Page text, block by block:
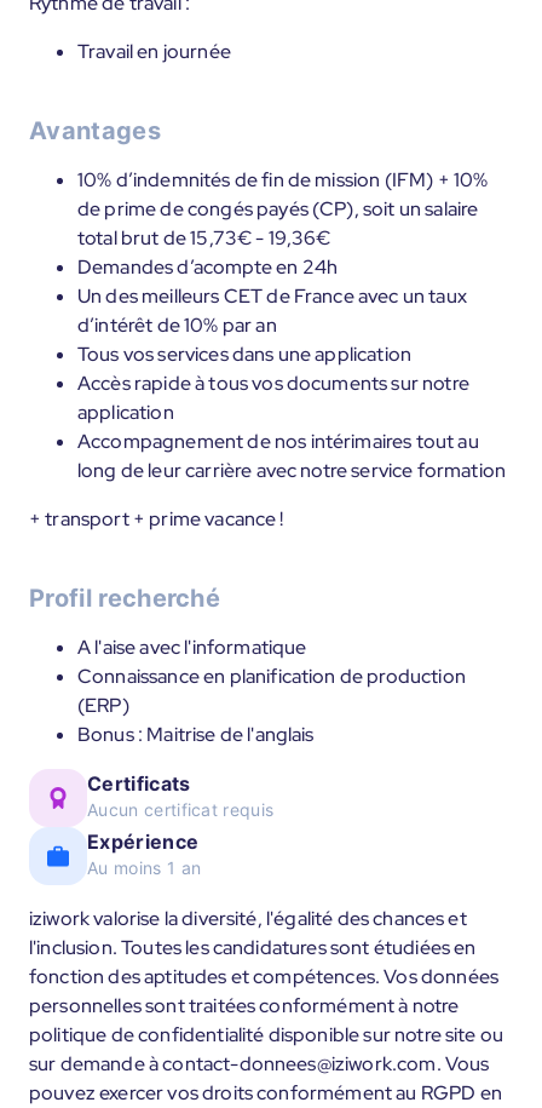
Travail en journée
Avantages
10% d’indemnités de fin de mission (IFM) + 10%
de prime de congés payés (CP), soit un salaire
total brut de 15,73€ - 19,36€
Demandes d’acompte en 24h
Un des meilleurs CET de France avec un taux
d’intérêt de 10% par an
Tous vos services dans une application
Accès rapide à tous vos documents sur notre
application
Accompagnement de nos intérimaires tout au
long de leur carrière avec notre service formation
+ transport + prime vacance !
Profil recherché
A l'aise avec l'informatique
Connaissance en planification de production
(ERP)
Bonus : Maitrise de l'anglais
Certificats
Aucun certificat requis
Expérience
Au moins 1 an
iziwork valorise la diversité, l'égalité des chances et
l'inclusion. Toutes les candidatures sont étudiées en
fonction des aptitudes et compétences. Vos données
personnelles sont traitées conformément à notre
politique de confidentialité disponible sur notre site ou
sur demande à contact-donnees@iziwork.com. Vous
pouvez exercer vos droits conformément au RGPD en